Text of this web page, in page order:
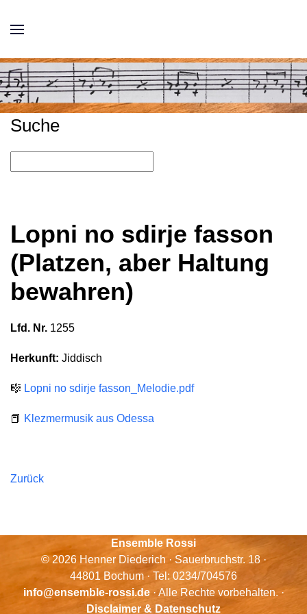
Suche
Lopni no sdirje fasson
(Platzen, aber Haltung
bewahren)
Lfd. Nr. 1255
Herkunft: Jiddisch
🎼 Lopni no sdirje fasson_Melodie.pdf
📕 Klezmermusik aus Odessa
Zurück
Ensemble Rossi
© 2026 Henner Diederich · Sauerbruchstr. 18 ·
44801 Bochum · Tel: 0234/704576
info@ensemble-rossi.de· Alle Rechte vorbehalten. ·
Disclaimer & Datenschutz